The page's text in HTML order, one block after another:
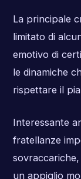
La principale
limitato di
emotivo di
le dinamiche
rispettare il
Interessante
fratellanze
sovraccariche,
un appiglio